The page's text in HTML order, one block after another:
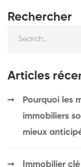
Rechercher
Articles
Pourquoi les
immobiliers
mieux
Immobilier